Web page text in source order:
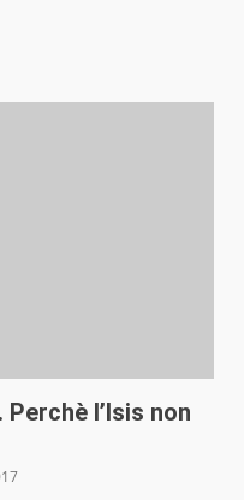
l’Isis non